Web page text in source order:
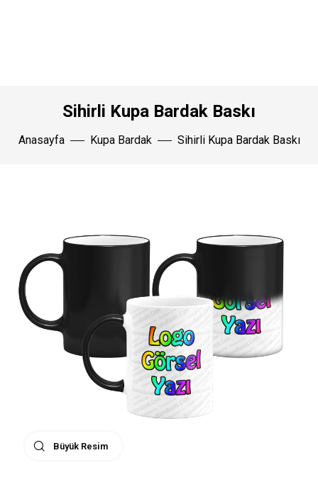
Sihirli Kupa Bardak Baskı
Anasayfa Kupa Bardak Sihirli Kupa Bardak Baskı
Büyük Resim